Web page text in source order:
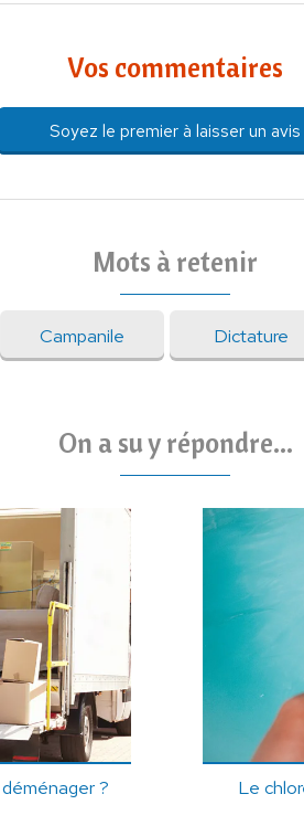
Vos commentaires
Soyez le premier à laisser un avis
Mots à retenir
Campanile Dictature
On a su y répondre...
?
Le